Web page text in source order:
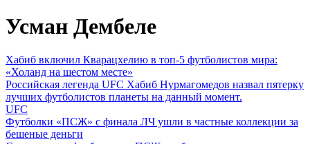
Усман Дембеле
Хабиб включил Кварацхелию в топ-5 футболистов мира:
«Холанд на шестом месте»
Российская легенда UFC Хабиб Нурмагомедов назвал пятерку
лучших футболистов планеты на данный момент.
UFC
Футболки «ПСЖ» с финала ЛЧ ушли в частные коллекции за
бешеные деньги